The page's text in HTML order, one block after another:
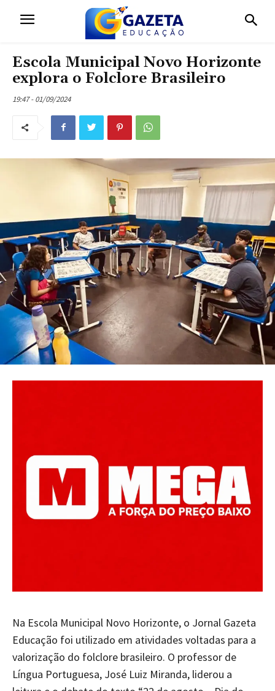
Escola Municipal Novo Horizonte
explora o Folclore Brasileiro
19:47 - 01/09/2024
Na Escola Municipal Novo Horizonte, o Jornal Gazeta
Educação foi utilizado em atividades voltadas para a
valorização do folclore brasileiro. O professor de
Língua Portuguesa, José Luiz Miranda, liderou a